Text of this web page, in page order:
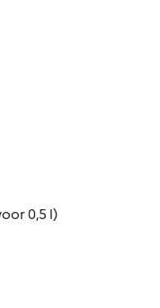
0,5 l)